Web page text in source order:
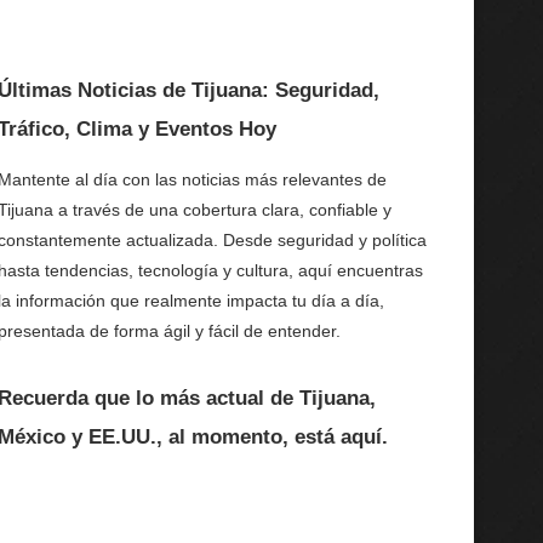
Noticias de Tijuana: Seguridad,
Clima y Eventos Hoy
al día con las noticias más relevantes de
a través de una cobertura clara, confiable y
actualizada. Desde seguridad y política
tendencias, tecnología y cultura, aquí encuentras
información que realmente impacta tu día a día,
de forma ágil y fácil de entender.
que lo más actual de Tijuana,
y EE.UU., al momento, está aquí.